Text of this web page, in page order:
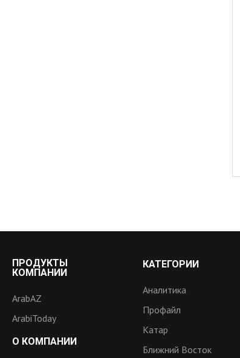
ПРОДУКТЫ
КОМПАНИИ
ArabAZ
ArabiToday
О КОМПАНИИ
КАТЕГОРИИ
Аналитика
Профайл
Катар
Ближний Восток